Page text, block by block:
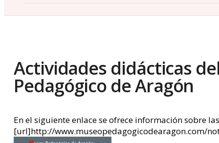
Actividades didácticas
Pedagógico de Aragón
En el siguiente enlace se ofrece información sobre
[url]http://www.museopedagogicodearagon.com/